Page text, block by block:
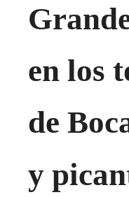
en los
de
y